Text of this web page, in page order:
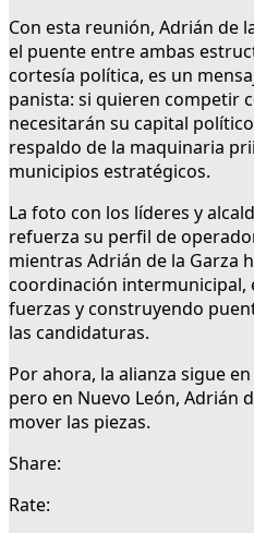
Con esta reunión, Adrián de
el puente entre ambas
cortesía política, es un
panista: si quieren competir
necesitarán su capital
respaldo de la maquinaria
municipios estratégicos.
La foto con los líderes y
refuerza su perfil de
mientras Adrián de la Garza
coordinación intermunicipal,
fuerzas y construyendo
las candidaturas.
Por ahora, la alianza sigue
pero en Nuevo León, Adrián
mover las piezas.
Share:
Rate: